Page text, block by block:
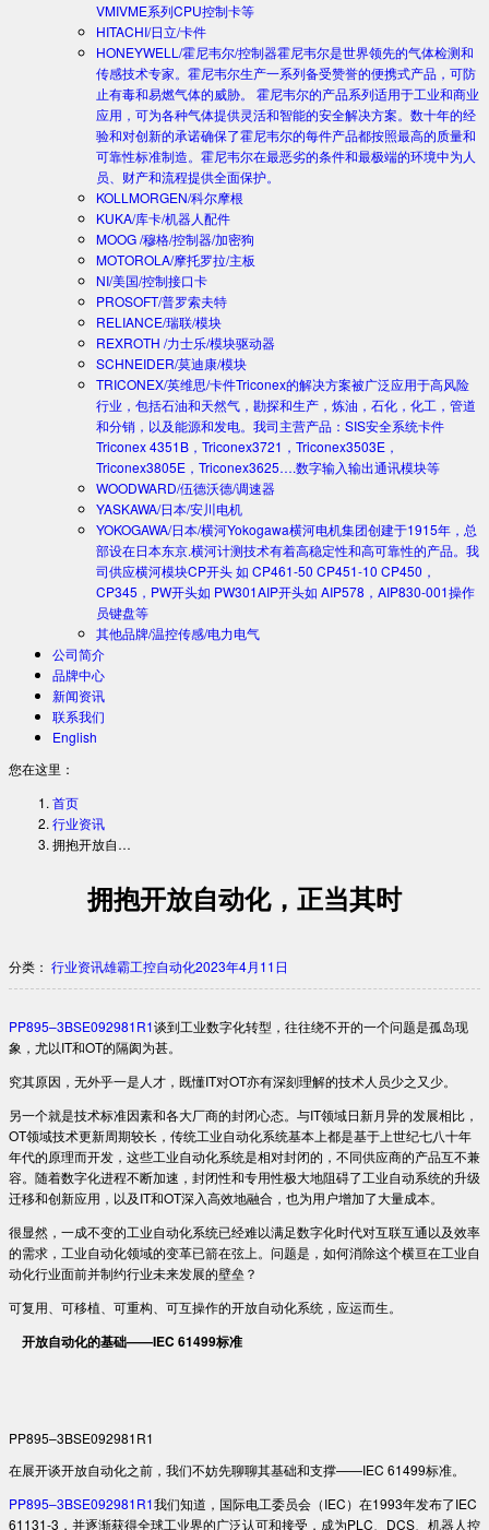
VMIVME系列CPU控制卡等
HITACHI/日立/卡件
HONEYWELL/霍尼韦尔/控制器霍尼韦尔是世界领先的气体检测和
传感技术专家。霍尼韦尔生产一系列备受赞誉的便携式产品，可防
止有毒和易燃气体的威胁。 霍尼韦尔的产品系列适用于工业和商业
应用，可为各种气体提供灵活和智能的安全解决方案。数十年的经
验和对创新的承诺确保了霍尼韦尔的每件产品都按照最高的质量和
可靠性标准制造。霍尼韦尔在最恶劣的条件和最极端的环境中为人
员、财产和流程提供全面保护。
KOLLMORGEN/科尔摩根
KUKA/库卡/机器人配件
MOOG /穆格/控制器/加密狗
MOTOROLA/摩托罗拉/主板
NI/美国/控制接口卡
PROSOFT/普罗索夫特
RELIANCE/瑞联/模块
REXROTH /力士乐/模块驱动器
SCHNEIDER/莫迪康/模块
TRICONEX/英维思/卡件Triconex的解决方案被广泛应用于高风险
行业，包括石油和天然气，勘探和生产，炼油，石化，化工，管道
和分销，以及能源和发电。我司主营产品：SIS安全系统卡件
Triconex 4351B，Triconex3721，Triconex3503E，
Triconex3805E，Triconex3625….数字输入输出通讯模块等
WOODWARD/伍德沃德/调速器
YASKAWA/日本/安川电机
YOKOGAWA/日本/横河Yokogawa横河电机集团创建于1915年，总
部设在日本东京.横河计测技术有着高稳定性和高可靠性的产品。我
司供应横河模块CP开头 如 CP461-50 CP451-10 CP450，
CP345，PW开头如 PW301AIP开头如 AIP578，AIP830-001操作
员键盘等
其他品牌/温控传感/电力电气
公司简介
品牌中心
新闻资讯
联系我们
English
您在这里：
首页
行业资讯
拥抱开放自…
拥抱开放自动化，正当其时
分类： 行业资讯雄霸工控自动化2023年4月11日
PP895–3BSE092981R1谈到工业数字化转型，往往绕不开的一个问题是孤岛现
象，尤以IT和OT的隔阂为甚。
究其原因，无外乎一是人才，既懂IT对OT亦有深刻理解的技术人员少之又少。
另一个就是技术标准因素和各大厂商的封闭心态。与IT领域日新月异的发展相比，
OT领域技术更新周期较长，传统工业自动化系统基本上都是基于上世纪七八十年
年代的原理而开发，这些工业自动化系统是相对封闭的，不同供应商的产品互不兼
容。随着数字化进程不断加速，封闭性和专用性极大地阻碍了工业自动系统的升级
迁移和创新应用，以及IT和OT深入高效地融合，也为用户增加了大量成本。
很显然，一成不变的工业自动化系统已经难以满足数字化时代对互联互通以及效率
的需求，工业自动化领域的变革已箭在弦上。问题是，如何消除这个横亘在工业自
动化行业面前并制约行业未来发展的壁垒？
可复用、可移植、可重构、可互操作的开放自动化系统，应运而生。
开放自动化的基础——IEC 61499标准
PP895–3BSE092981R1
在展开谈开放自动化之前，我们不妨先聊聊其基础和支撑——IEC 61499标准。
PP895–3BSE092981R1我们知道，国际电工委员会（IEC）在1993年发布了IEC
61131-3，并逐渐获得全球工业界的广泛认可和接受，成为PLC、DCS、机器人控